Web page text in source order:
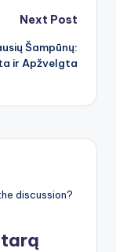
Next Post
Šampūnų:
ir Apžvelgta
discussion?